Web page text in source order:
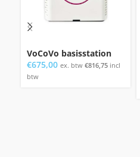
VoCoVo basisstation
€675,00 ex. btw €816,75 incl
btw